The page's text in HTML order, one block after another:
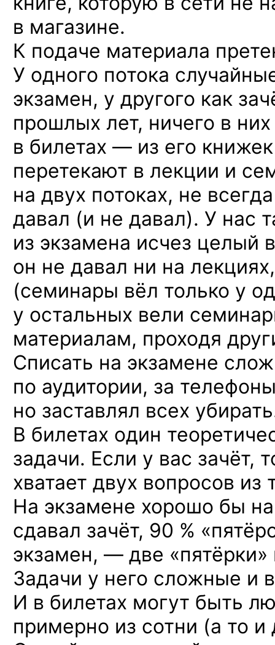
в магазине.
К подаче материала
У одного потока
экзамен, у другого как
прошлых лет, ничего в
в билетах — из его
перетекают в лекции и
на двух потоках, не
давал (и не давал). У нас
из экзамена исчез целый
он не давал ни на
(семинары вёл только у
у остальных вели
материалам, проходя
Списать на экзамене
по аудитории, за
но заставлял всех
В билетах один
задачи. Если у вас зачёт,
хватает двух вопросов из
На экзамене хорошо бы
сдавал зачёт, 90 %
экзамен, — две «пятёрки»
Задачи у него сложные и
И в билетах могут быть
примерно из сотни (а то и